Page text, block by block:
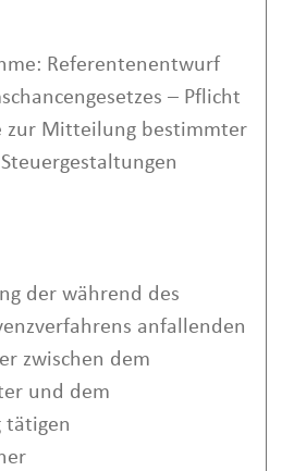
Referentenentwurf
– Pflicht
zur Mitteilung bestimmter
der während des
anfallenden
zwischen dem
und dem
tätigen